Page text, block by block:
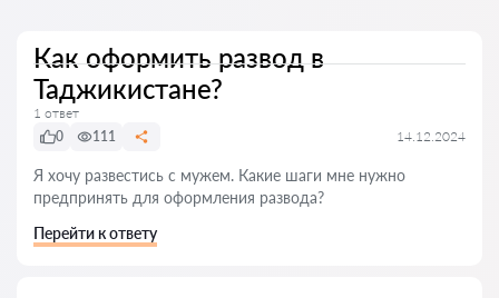
Как оформить развод в
Таджикистане?
1 ответ
0
111 14.12.2024
Я хочу развестись с мужем. Какие шаги мне нужно
предпринять для оформления развода?
Перейти к ответу